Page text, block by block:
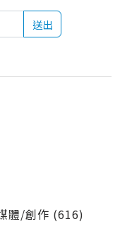
送出
體/創作 (616)